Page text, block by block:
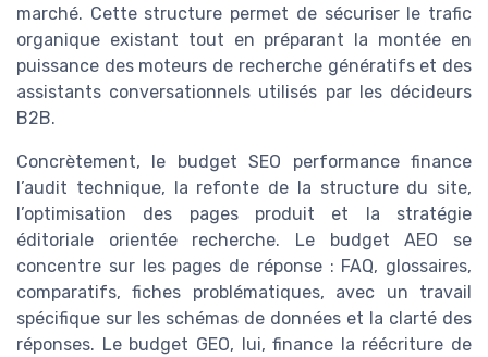
marché. Cette structure permet de sécuriser le trafic
organique existant tout en préparant la montée en
puissance des moteurs de recherche génératifs et des
assistants conversationnels utilisés par les décideurs
B2B.
Concrètement, le budget SEO performance finance
l’audit technique, la refonte de la structure du site,
l’optimisation des pages produit et la stratégie
éditoriale orientée recherche. Le budget AEO se
concentre sur les pages de réponse : FAQ, glossaires,
comparatifs, fiches problématiques, avec un travail
spécifique sur les schémas de données et la clarté des
réponses. Le budget GEO, lui, finance la réécriture de